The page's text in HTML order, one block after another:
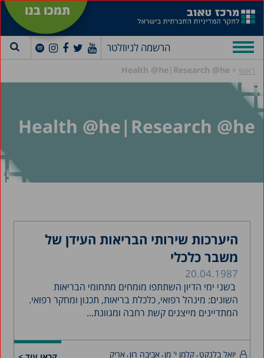
תמכו בנו
הרשמה לניוזלטר
ראשי »
Health @he|Research @he
Health @he|Research @he
היערכות שירותי הבריאות העידן של
משבר כלכלי
20.04.1987
בשני ימי הדיון השתתפו מומחים מתחומי הבריאות
השונים: מינהל רפואי, כלכלת בריאות, תכנון ומחקר רפואי.
המתדיינים מייצגים קשת רחבה ומגוונת...
יואל בלנקט קלמן י' מן אביבה רון אריק